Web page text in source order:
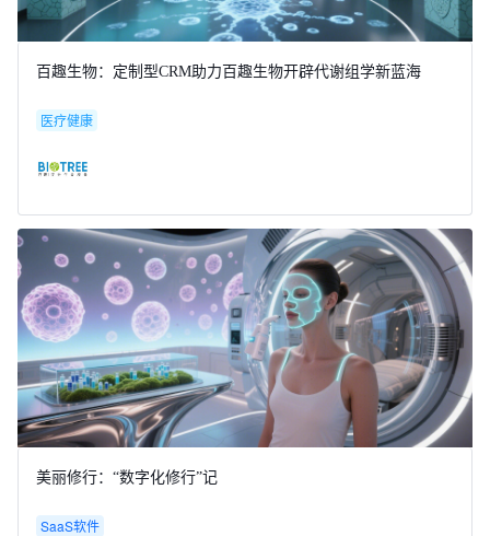
百趣生物：定制型CRM助力百趣生物开辟代谢组学新蓝海
医疗健康
美丽修行：“数字化修行”记
SaaS软件